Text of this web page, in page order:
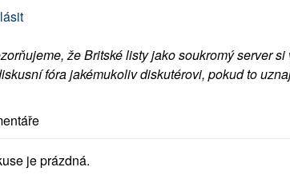
že Britské listy jako soukromý server
fóra jakémukoliv diskutérovi, pokud to
je prázdná.